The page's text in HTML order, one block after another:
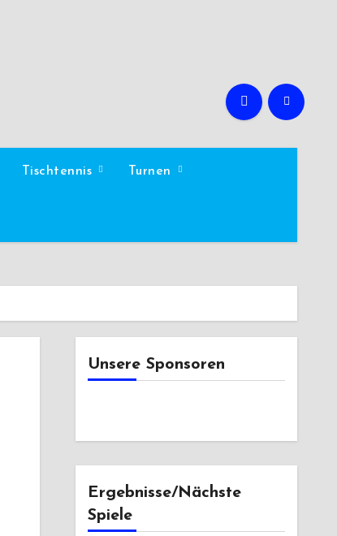
Tischtennis Turnen
Unsere Sponsoren
Ergebnisse/Nächste
Spiele